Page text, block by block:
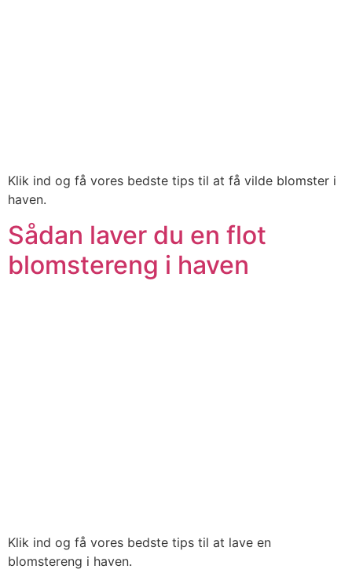
Klik ind og få vores bedste tips til at få vilde blomster i
haven.
Sådan laver du en flot
blomstereng i haven
Klik ind og få vores bedste tips til at lave en
blomstereng i haven.